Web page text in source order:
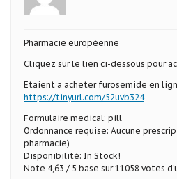
Pharmacie européenne
Cliquez sur le lien ci-dessous pour
Etaient a acheter furosemide en
https://tinyurl.com/52uvb324
Formulaire medical: pill
Ordonnance requise: Aucune
pharmacie)
Disponibilité: In Stock!
Note 4,63 / 5 base sur 11058 votes